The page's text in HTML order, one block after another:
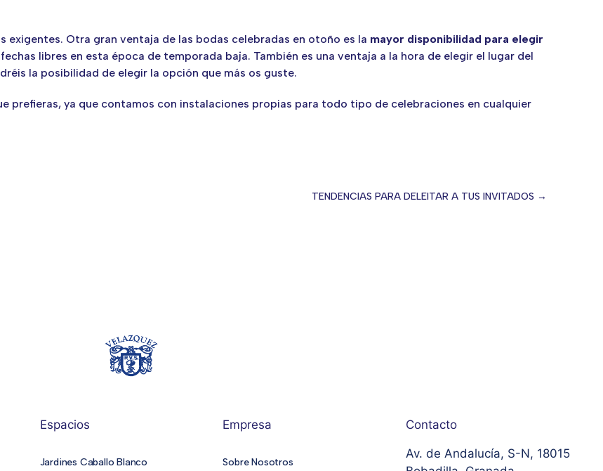
Otra gran ventaja de las bodas celebradas en otoño es la mayor disponibilidad para elegir
libres en esta época de temporada baja. También es una ventaja a la hora de elegir el lugar del
la posibilidad de elegir la opción que más os guste.
prefieras, ya que contamos con instalaciones propias para todo tipo de celebraciones en cualquier
TENDENCIAS PARA DELEITAR A TUS INVITADOS →
Espacios
Jardines Caballo Blanco
Empresa
Sobre Nosotros
Contacto
Av. de Andalucía, S-N, 18015